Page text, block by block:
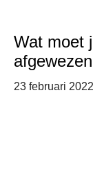
Wat moet
23 februari 2022